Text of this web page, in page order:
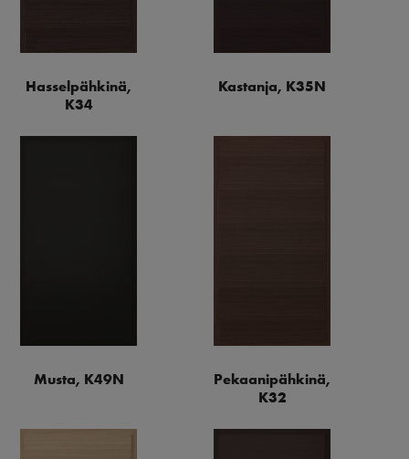
Hasselpähkinä,
K34
Kastanja, K35N
Musta, K49N
Pekaanipähkinä,
K32